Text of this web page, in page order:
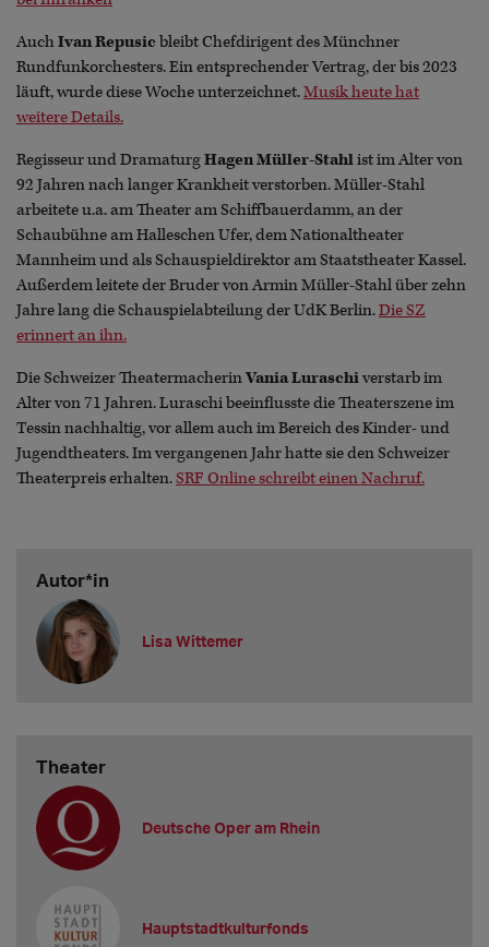
AuchIvan Repusic bleibt Chefdirigent des Münchner
Rundfunkorchesters. Ein entsprechender Vertrag, der bis 2023
läuft, wurde diese Woche unterzeichnet.Musik heute hat
weitere Details.
Regisseur und DramaturgHagen Müller-Stahlist im Alter von
92 Jahren nach langer Krankheit verstorben. Müller-Stahl
arbeitete u.a. am Theater am Schiffbauerdamm, an der
Schaubühne am Halleschen Ufer, dem Nationaltheater
Mannheim und als Schauspieldirektor am Staatstheater Kassel.
Außerdem leitete der Bruder von Armin Müller-Stahl über zehn
Jahre lang die Schauspielabteilung der UdK Berlin.Die SZ
erinnert an ihn.
Die Schweizer TheatermacherinVania Luraschiverstarb im
Alter von 71 Jahren. Luraschi beeinflusste die Theaterszene im
Tessin nachhaltig, vor allem auch im Bereich des Kinder- und
Jugendtheaters. Im vergangenen Jahr hatte sie den Schweizer
Theaterpreis erhalten.SRF Online schreibt einen Nachruf.
Autor*in
Lisa Wittemer
Theater
Deutsche Oper am Rhein
Hauptstadtkulturfonds